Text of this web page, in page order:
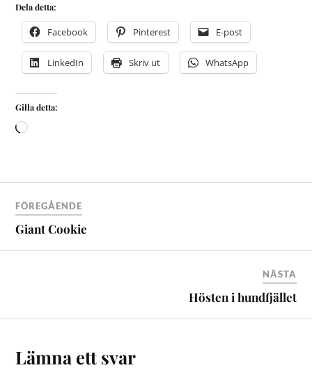
Dela detta:
Facebook Pinterest E-post
LinkedIn Skriv ut WhatsApp
Gilla detta:
FÖREGÅENDE
Giant Cookie
NÄSTA
Hösten i hundfjället
Lämna ett svar